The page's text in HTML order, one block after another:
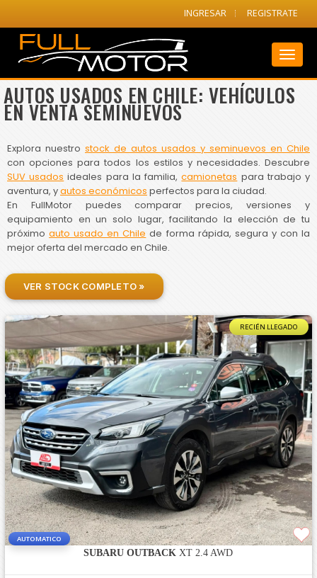
INGRESAR REGISTRATE
AUTOS USADOS EN CHILE: VEHÍCULOS
EN VENTA SEMINUEVOS
Explora nuestro stock de autos usados y seminuevos en Chile
con opciones para todos los estilos y necesidades. Descubre
SUV usados ideales para la familia,camionetas para trabajo y
aventura, yautos económicos perfectos para la ciudad.
En FullMotor puedes comparar precios, versiones y
equipamiento en un solo lugar, facilitando la elección de tu
próximoauto usado en Chile de forma rápida, segura y con la
mejor oferta del mercado en Chile.
VER STOCK COMPLETO »
RECIÉN LLEGADO
AUTOMATICO
SUBARU OUTBACK XT 2.4 AWD